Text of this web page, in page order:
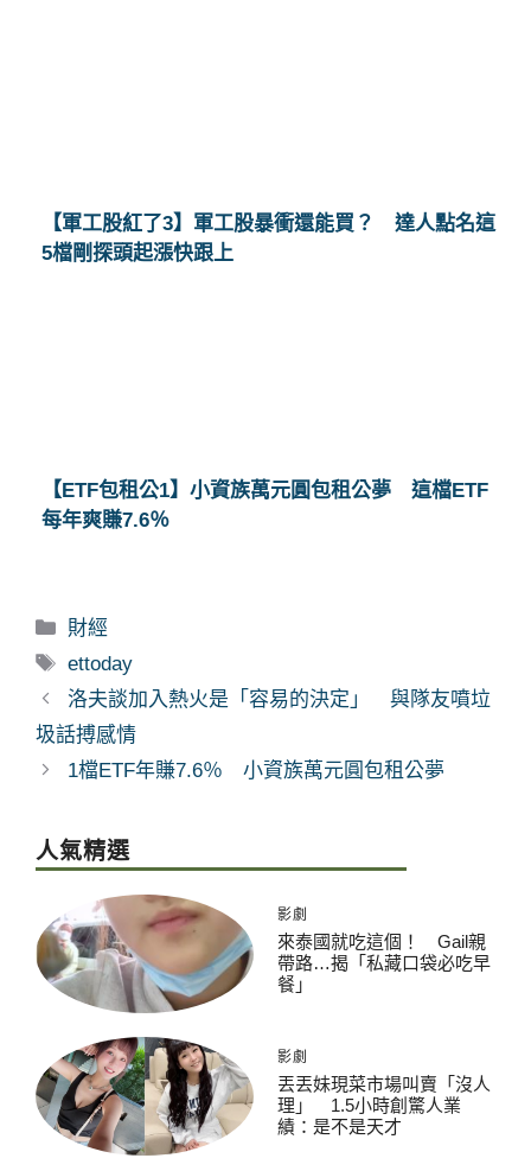
【軍工股紅了3】軍工股暴衝還能買？ 達人點名這
5檔剛探頭起漲快跟上
【ETF包租公1】小資族萬元圓包租公夢 這檔ETF
每年爽賺7.6％
分
類
財經
標
籤
ettoday
洛夫談加入熱火是「容易的決定」 與隊友噴垃
圾話搏感情
1檔ETF年賺7.6％ 小資族萬元圓包租公夢
人氣精選
影劇
來泰國就吃這個！ Gail親
帶路…揭「私藏口袋必吃早
餐」
影劇
丟丟妹現菜市場叫賣「沒人
理」 1.5小時創驚人業
績：是不是天才